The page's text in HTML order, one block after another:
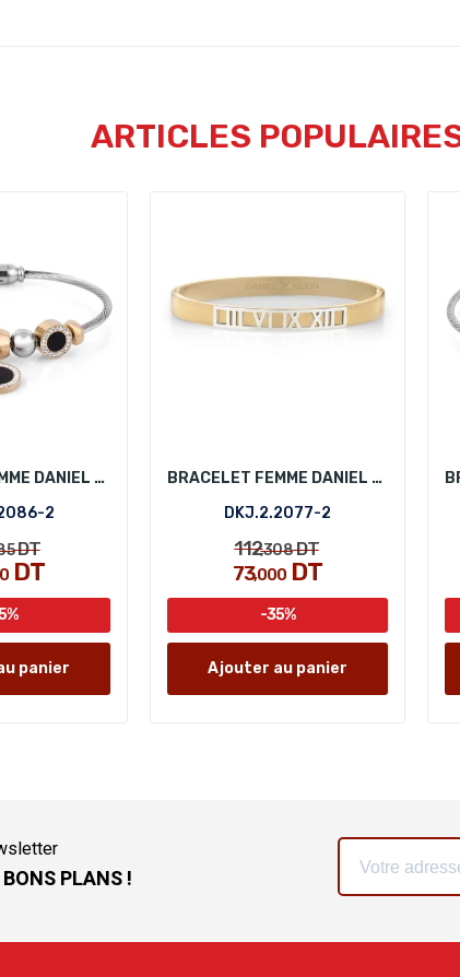
ARTICLES
BRACELET FEMME DANIEL KLEIN DKJ.3.2086-2
2
DT
DT
panier
BRACELET FEMME DANIEL KLEIN DKJ.2.2077-2
DKJ.2.2077-2
112,308DT
73,000 DT
-35%
Ajouter au panier
PLANS !